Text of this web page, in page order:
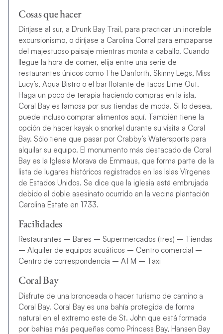
Cosas que hacer
Diríjase al sur, a Drunk Bay Trail, para practicar un increíble
excursionismo, o diríjase a Carolina Corral para empaparse
del majestuoso paisaje mientras monta a caballo. Cuando
llegue la hora de comer, elija entre una serie de
restaurantes únicos como The Danforth, Skinny Legs, Miss
Lucy’s, Aqua Bistro o el bar flotante de tacos Lime Out.
Haga un poco de terapia haciendo compras en la isla,
Coral Bay es famosa por sus tiendas de moda. Si lo desea,
puede incluso comprar alimentos aquí. También tiene la
opción de hacer kayak o snorkel durante su visita a Coral
Bay. Sólo tiene que pasar por Crabby’s Watersports para
alquilar su equipo. El monumento más destacado de Coral
Bay es la Iglesia Morava de Emmaus, que forma parte de la
lista de lugares históricos registrados en las Islas Vírgenes
de Estados Unidos. Se dice que la iglesia está embrujada
debido al doble asesinato ocurrido en la vecina plantación
Carolina Estate en 1733.
Facilidades
Restaurantes – Bares – Supermercados (tres) – Tiendas
– Alquiler de equipos acuáticos – Centro comercial –
Centro de correspondencia – ATM – Taxi
Coral Bay
Disfrute de una bronceada o hacer turismo de camino a
Coral Bay. Coral Bay es una bahía protegida de forma
natural en el extremo este de St. John que está formada
por bahías más pequeñas como Princess Bay, Hansen Bay